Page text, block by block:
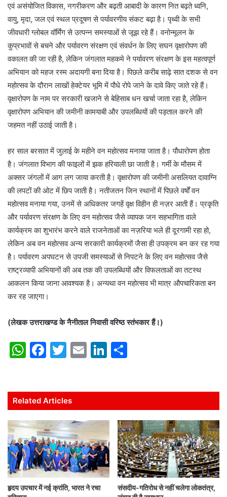
एवं असंयोजित विकास, नगरीकरण और बढ़ती आबादी के कारण नित बढ़ते ध्वनि,
वायु, मृदा, जल एवं स्थल प्रदूषण से पर्यावरणीय संकट बढ़ा है। पृथ्वी के सभी
जीवधारी ग्लोबल वॉर्मिंग से उत्पन्न समस्याओं से जूझ रहे हैं। वनोन्मूलन के
कुप्रभावों से बचने और पर्यावरण संरक्षण एवं संवर्धन के लिए सघन वृक्षारोपण की
वकालत की जा रही है, लेकिन जंगलात महकमे ने पर्यावरण संरक्षण के इस महत्वपूर्ण
अभियान को महज रस्म अदायगी बना दिया है। पिछले करीब साढ़े सात दशक से वन
महोत्सव के दौरान लाखों हेक्टेयर भूमि में पौधे रोपे जाने के दावे किए जाते रहे हैं।
वृक्षारोपण के नाम पर सरकारी खजाने से बेहिसाब धन खर्चा जाता रहा है, लेकिन
वृक्षारोपण अभियान की जमीनी कामयाबी और उपलब्धियों की पड़ताल करने की
जहमत नहीं उठाई जाती है।
हर साल बरसात में जुलाई के महीने वन महोत्सव मनाया जाता है। पौधारोपण होता
है। जंगलात विभाग की फाइलों में झक हरियाली छा जाती है। गर्मी के मौसम में
अक्सर जंगलों में आग लग जाया करती है। वृक्षारोपण की जमीनी असलियत दावाग्नि
की लपटों की ओट में छिप जाती है। नतीजतन जिन स्थानों में पिछले वर्षों वन
महोत्सव मनाया गया, उनमें से अधिकतर जगहें वृक्ष विहीन ही नज़र आती हैं। प्रकृति
और पर्यावरण संरक्षण के लिए वन महोत्सव जैसे व्यापक जन सहभागिता वाले
कार्यक्रम का शुभारंभ करने वाले राजनेताओं का नज़रिया भले ही दूरगामी रहा हो,
लेकिन अब वन महोत्सव अन्य सरकारी कार्यक्रमों जैसा ही उपक्रम बन कर रह गया
है। पर्यावरण अपघटन से उपजी समस्याओं से निपटने के लिए वन महोत्सव जैसे
राष्ट्रव्यापी अभियानों की अब तक की उपलब्धियों और विफलताओं का तटस्थ
आकलन किया जाना आवश्यक है। अन्यथा वन महोत्सव भी मात्र औपचारिकता बन
कर रह जाएगा।
(लेखक उत्तराखण्ड के नैनीताल निवासी वरिष्ठ स्तंभकार हैं।)
W
s
A
p
p
F
e
b
o
o
k
T
er
E
l
Li
e
dI
n
e
Related Articles
हृदय उपचार में नई क्रांति, भारत ने रचा
संसदीय-गतिरोध से नहीं चलेगा लोकतंत्र,